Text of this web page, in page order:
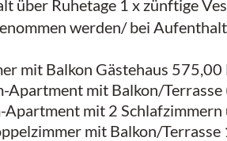
über Ruhetage 1 x zünftige
werden/ bei
mit Balkon Gästehaus 575,00
Apartment mit Balkon/
Apartment mit 2
mit Balkon/